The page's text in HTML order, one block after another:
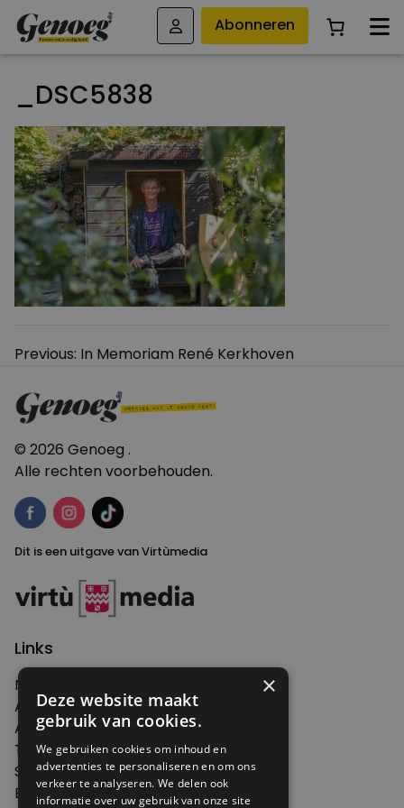
Abonneren
_DSC5838
Bericht
Previous: In Memoriam René Kerkhoven
© 2026 Genoeg .
Alle rechten voorbehouden.
Dit is een uitgave van Virtùmedia
Links
Nieuws
Artikelen
Agenda
Thema's
Shop
Edities
×
Deze website maakt
gebruik van cookies.
We gebruiken cookies om inhoud en
advertenties te personaliseren en om ons
verkeer te analyseren. We delen ook
informatie over uw gebruik van onze site